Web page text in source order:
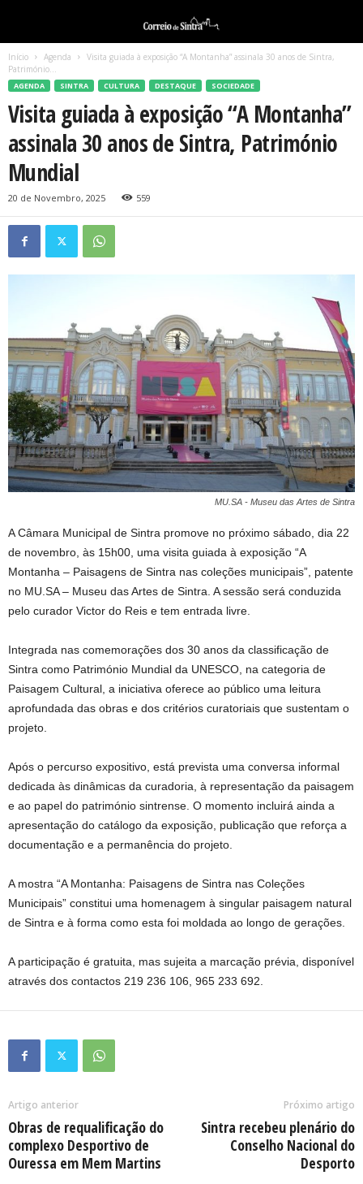
Início Agenda
Visita guiada à exposição “A Montanha” assinala 30 anos de Sintra,
Património...
AGENDA SINTRA CULTURA DESTAQUE SOCIEDADE
Visita guiada à exposição “A Montanha”
assinala 30 anos de Sintra, Património
Mundial
20 de Novembro, 2025 559
MU.SA - Museu das Artes de Sintra
A Câmara Municipal de Sintra promove no próximo sábado, dia 22
de novembro, às 15h00, uma visita guiada à exposição “A
Montanha – Paisagens de Sintra nas coleções municipais”, patente
no MU.SA – Museu das Artes de Sintra. A sessão será conduzida
pelo curador Victor do Reis e tem entrada livre.
Integrada nas comemorações dos 30 anos da classificação de
Sintra como Património Mundial da UNESCO, na categoria de
Paisagem Cultural, a iniciativa oferece ao público uma leitura
aprofundada das obras e dos critérios curatoriais que sustentam o
projeto.
Após o percurso expositivo, está prevista uma conversa informal
dedicada às dinâmicas da curadoria, à representação da paisagem
e ao papel do património sintrense. O momento incluirá ainda a
apresentação do catálogo da exposição, publicação que reforça a
documentação e a permanência do projeto.
A mostra “A Montanha: Paisagens de Sintra nas Coleções
Municipais” constitui uma homenagem à singular paisagem natural
de Sintra e à forma como esta foi moldada ao longo de gerações.
A participação é gratuita, mas sujeita a marcação prévia, disponível
através dos contactos 219 236 106, 965 233 692.
Artigo anterior
Obras de requalificação do
complexo Desportivo de
Ouressa em Mem Martins
Próximo artigo
Sintra recebeu plenário do
Conselho Nacional do
Desporto